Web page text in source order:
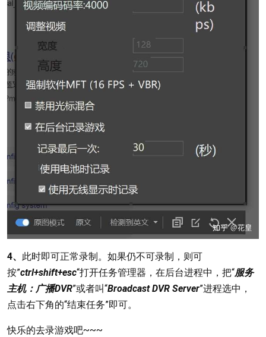
4、 此时即可正常录制。如果仍不可录制，则可
按”ctrl+shift+esc“打开任务管理器，在后台进程中，把“服务
主机：广播DVR”或者叫“Broadcast DVR Server”进程选中，
点击右下角的“结束任务”即可。
快乐的去录游戏吧~~~